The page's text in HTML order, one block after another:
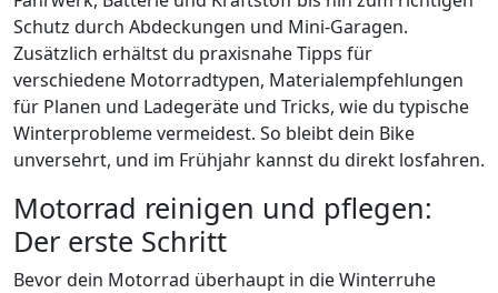
Schutz durch Abdeckungen und Mini-Garagen.
Zusätzlich erhältst du praxisnahe Tipps für
verschiedene Motorradtypen, Materialempfehlungen
für Planen und Ladegeräte und Tricks, wie du typische
Winterprobleme vermeidest. So bleibt dein Bike
unversehrt, und im Frühjahr kannst du direkt losfahren.
Motorrad reinigen und pflegen:
Der erste Schritt
Bevor dein Motorrad überhaupt in die Winterruhe